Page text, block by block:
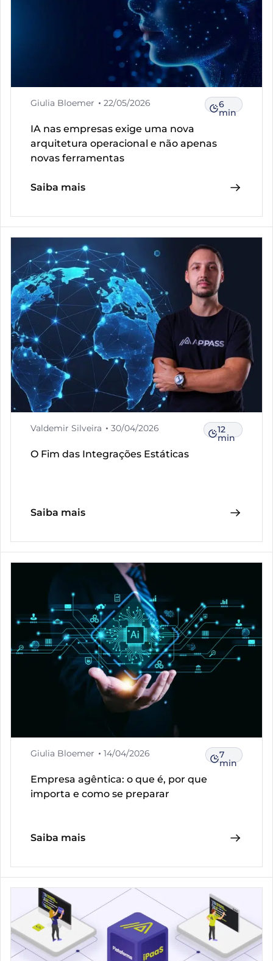
Giulia Bloemer 22/05/2026 6
min
IA nas empresas exige uma nova
arquitetura operacional e não apenas
novas ferramentas
Saiba mais
Valdemir Silveira 30/04/2026 12
min
O Fim das Integrações Estáticas
Saiba mais
Giulia Bloemer 14/04/2026 7
min
Empresa agêntica: o que é, por que
importa e como se preparar
Saiba mais